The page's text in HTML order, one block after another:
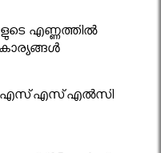
എണ്ണത്തിൽ
കാര്യങ്ങൾ
എസ്എസ്എല്‍സി